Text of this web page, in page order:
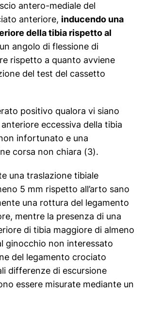
antero-mediale del
anteriore, inducendo una
della tibia rispetto al
angolo di flessione di
rispetto a quanto avviene
del test del cassetto
positivo qualora vi siano
eccessiva della tibia
infortunato e una
corsa non chiara (3).
una traslazione tibiale
5 mm rispetto all’arto sano
una rottura del legamento
mentre la presenza di una
di tibia maggiore di almeno
ginocchio non interessato
del legamento crociato
differenze di escursione
essere misurate mediante un